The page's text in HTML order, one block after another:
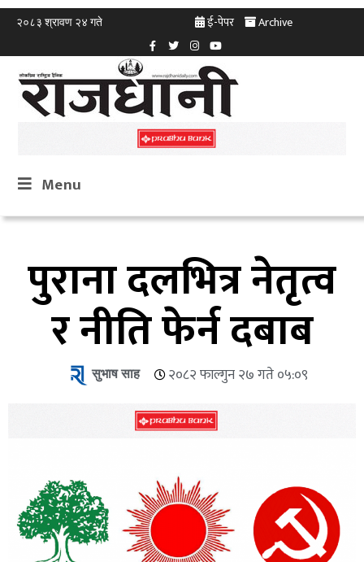
२०८३ श्रावण २४ गते ई-पेपर Archive
Menu
पुराना दलभित्र नेतृत्व
र नीति फेर्न दबाब
सुभाष साह २०८२ फाल्गुन २७ गते ०५:०९